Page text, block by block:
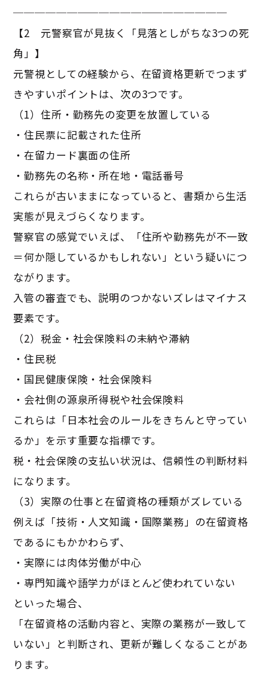
────────────────────
【2 元警察官が見抜く「見落としがちな3つの死
角」】
元警視としての経験から、在留資格更新でつまず
きやすいポイントは、次の3つです。
（1）住所・勤務先の変更を放置している
・住民票に記載された住所
・在留カード裏面の住所
・勤務先の名称・所在地・電話番号
これらが古いままになっていると、書類から生活
実態が見えづらくなります。
警察官の感覚でいえば、「住所や勤務先が不一致
＝何か隠しているかもしれない」という疑いにつ
ながります。
入管の審査でも、説明のつかないズレはマイナス
要素です。
（2）税金・社会保険料の未納や滞納
・住民税
・国民健康保険・社会保険料
・会社側の源泉所得税や社会保険料
これらは「日本社会のルールをきちんと守ってい
るか」を示す重要な指標です。
税・社会保険の支払い状況は、信頼性の判断材料
になります。
（3）実際の仕事と在留資格の種類がズレている
例えば「技術・人文知識・国際業務」の在留資格
であるにもかかわらず、
・実際には肉体労働が中心
・専門知識や語学力がほとんど使われていない
といった場合、
「在留資格の活動内容と、実際の業務が一致して
いない」と判断され、更新が難しくなることがあ
ります。